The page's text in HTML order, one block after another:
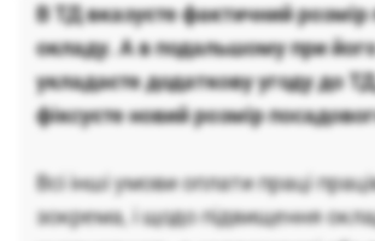
В ТД вказуєте фактичний розмір
окладу. А в подальшому при
укладаєте додаткову угоду до
фіксуєте новий розмір
Всі інші умови оплати праці
зокрема, і щодо підвищення